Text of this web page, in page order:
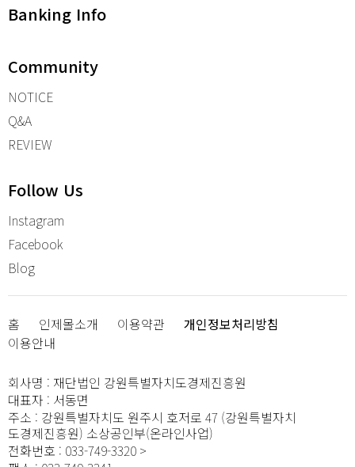
Banking Info
Community
NOTICE
Q&A
REVIEW
Follow Us
Instagram
Facebook
Blog
홈 인제몰소개 이용약관
개인정보처리방침
이용안내
회사명 : 재단법인 강원특별자치도경제진흥원
대표자 : 서동면
주소 : 강원특별자치도 원주시 호저로 47 (강원특별자치
도경제진흥원) 소상공인부(온라인사업)
전화번호 : 033-749-3320